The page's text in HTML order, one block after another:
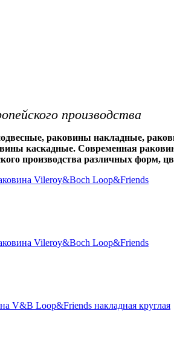
производства
раковины накладные,
каскадные. Современная
производства различных форм,
Vileroy&Boch Loop&Friends
Vileroy&Boch Loop&Friends
V&B Loop&Friends накладная круглая